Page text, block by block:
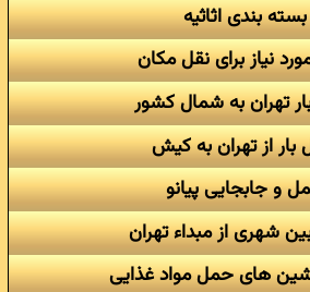
بسته بندی اثاثیه
نیاز برای نقل مکان
تهران به شمال کشور
از تهران به کیش
و جابجایی پیانو
شهری از مبداء تهران
های حمل مواد غذایی